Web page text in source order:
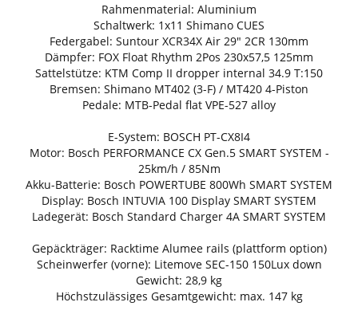
Rahmenmaterial: Aluminium
Schaltwerk: 1x11 Shimano CUES
Federgabel: Suntour XCR34X Air 29" 2CR 130mm
Dämpfer: FOX Float Rhythm 2Pos 230x57,5 125mm
Sattelstütze: KTM Comp II dropper internal 34.9 T:150
Bremsen: Shimano MT402 (3-F) / MT420 4-Piston
Pedale: MTB-Pedal flat VPE-527 alloy
E-System: BOSCH PT-CX8I4
Motor: Bosch PERFORMANCE CX Gen.5 SMART SYSTEM -
25km/h / 85Nm
Akku-Batterie: Bosch POWERTUBE 800Wh SMART SYSTEM
Display: Bosch INTUVIA 100 Display SMART SYSTEM
Ladegerät: Bosch Standard Charger 4A SMART SYSTEM
Gepäckträger: Racktime Alumee rails (plattform option)
Scheinwerfer (vorne): Litemove SEC-150 150Lux down
Gewicht: 28,9 kg
Höchstzulässiges Gesamtgewicht: max. 147 kg